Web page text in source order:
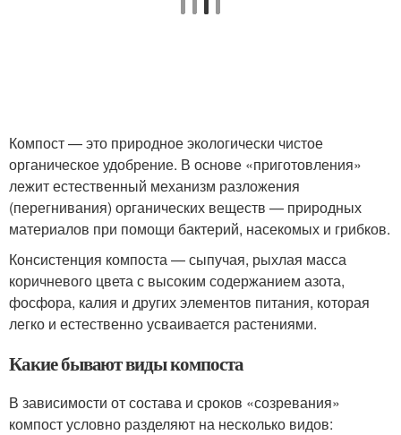
Компост — это природное экологически чистое
органическое удобрение. В основе «приготовления»
лежит естественный механизм разложения
(перегнивания) органических веществ — природных
материалов при помощи бактерий, насекомых и грибков.
Консистенция компоста — сыпучая, рыхлая масса
коричневого цвета с высоким содержанием азота,
фосфора, калия и других элементов питания, которая
легко и естественно усваивается растениями.
Какие бывают виды компоста
В зависимости от состава и сроков «созревания»
компост условно разделяют на несколько видов: